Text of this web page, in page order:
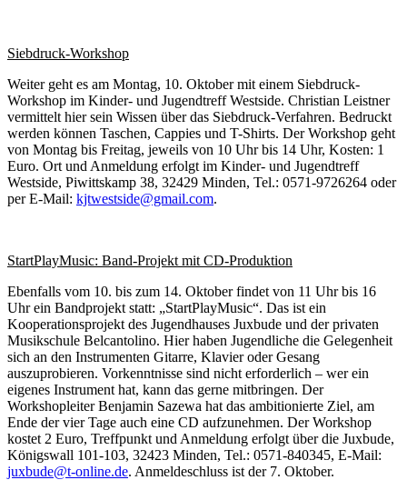
Siebdruck-Workshop
Weiter geht es am Montag, 10. Oktober mit einem Siebdruck-
Workshop im Kinder- und Jugendtreff Westside. Christian Leistner
vermittelt hier sein Wissen über das Siebdruck-Verfahren. Bedruckt
werden können Taschen, Cappies und T-Shirts. Der Workshop geht
von Montag bis Freitag, jeweils von 10 Uhr bis 14 Uhr, Kosten: 1
Euro. Ort und Anmeldung erfolgt im Kinder- und Jugendtreff
Westside, Piwittskamp 38, 32429 Minden, Tel.: 0571-9726264 oder
per E-Mail: kjtwestside@gmail.com.
StartPlayMusic: Band-Projekt mit CD-Produktion
Ebenfalls vom 10. bis zum 14. Oktober findet von 11 Uhr bis 16
Uhr ein Bandprojekt statt: „StartPlayMusic“. Das ist ein
Kooperationsprojekt des Jugendhauses Juxbude und der privaten
Musikschule Belcantolino. Hier haben Jugendliche die Gelegenheit
sich an den Instrumenten Gitarre, Klavier oder Gesang
auszuprobieren. Vorkenntnisse sind nicht erforderlich – wer ein
eigenes Instrument hat, kann das gerne mitbringen. Der
Workshopleiter Benjamin Sazewa hat das ambitionierte Ziel, am
Ende der vier Tage auch eine CD aufzunehmen. Der Workshop
kostet 2 Euro, Treffpunkt und Anmeldung erfolgt über die Juxbude,
Königswall 101-103, 32423 Minden, Tel.: 0571-840345, E-Mail:
juxbude@t-online.de. Anmeldeschluss ist der 7. Oktober.